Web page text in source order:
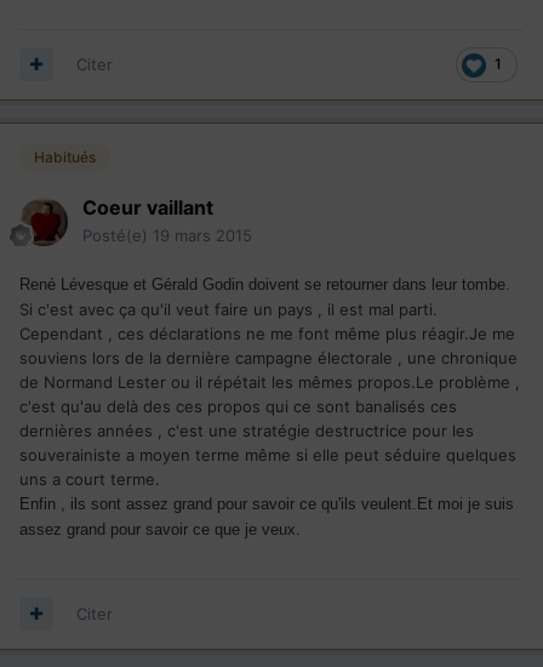
1
Citer
Habitués
Coeur vaillant
Posté(e) 19 mars 2015
René Lévesque et Gérald Godin doivent se retourner dans leur tombe.
Si c'est avec ça qu'il veut faire un pays , il est mal parti.
Cependant , ces déclarations ne me font même plus réagir.Je me
souviens lors de la dernière campagne électorale , une chronique
de Normand Lester ou il répétait les mêmes propos.Le problème ,
c'est qu'au delà des ces propos qui ce sont banalisés ces
dernières années , c'est une stratégie destructrice pour les
souverainiste a moyen terme même si elle peut séduire quelques
uns a court terme.
Enfin , ils sont assez grand pour savoir ce qu'ils veulent.Et moi je suis
assez grand pour savoir ce que je veux.
Citer